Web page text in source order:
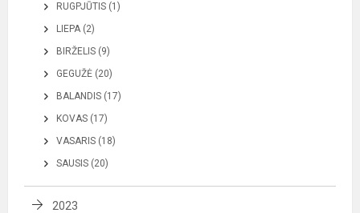
RUGPJŪTIS (1)
LIEPA (2)
BIRŽELIS (9)
GEGUŽĖ (20)
BALANDIS (17)
KOVAS (17)
VASARIS (18)
SAUSIS (20)
2023